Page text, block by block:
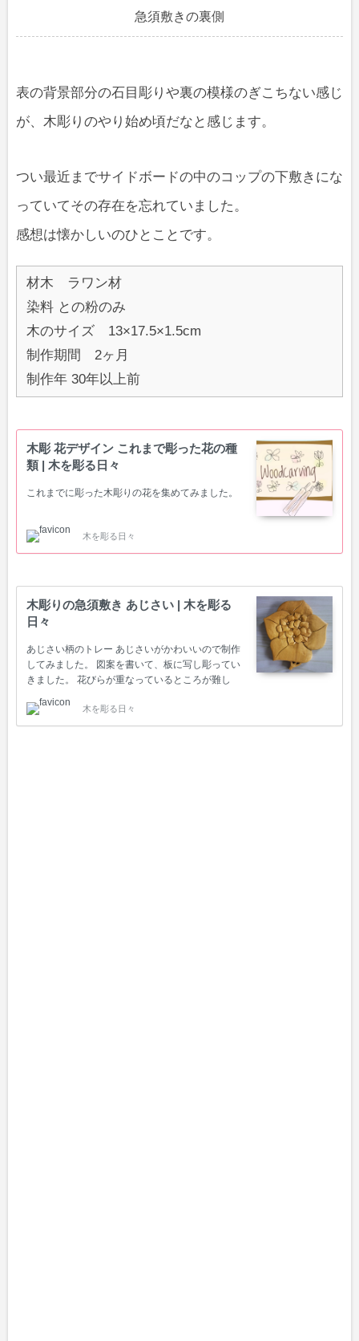
急須敷きの裏側
表の背景部分の石目彫りや裏の模様のぎこちない感じ
が、木彫りのやり始め頃だなと感じます。
つい最近までサイドボードの中のコップの下敷きにな
っていてその存在を忘れていました。
感想は懐かしいのひとことです。
材木 ラワン材
染料 との粉のみ
木のサイズ 13×17.5×1.5cm
制作期間 2ヶ月
制作年 30年以上前
木彫 花デザイン これまで彫った花の種
類 | 木を彫る日々
これまでに彫った木彫りの花を集めてみました。
木を彫る日々
木彫りの急須敷き あじさい | 木を彫る
日々
あじさい柄のトレー あじさいがかわいいので制作
してみました。 図案を書いて、板に写し彫ってい
きました。 花びらが重なっているところが難し
り終わり、キレイにサンドペーパーで磨いていま
す。 色は、やしゃ玉の実を煮出した液を塗料とし
木を彫る日々